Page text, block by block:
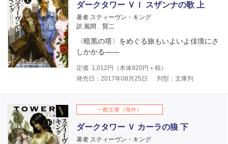
ダークタワー ＶＩ スザンナの歌 上
著者 スティーヴン・キング
訳 風間 賢二
〈暗黒の塔〉をめぐる旅もいよいよ佳境にさ
しかかる――
定価 1,012 円（本体920円＋税）
発売日：2017年08月25日
判型：文庫判
一般文庫（海外）
ダークタワー Ｖ カーラの狼 下
著者 スティーヴン・キング